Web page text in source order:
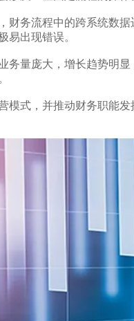
财务流程中的跨系统数
易出现错误。
务量庞大，增长趋势明
模式，并推动财务职能